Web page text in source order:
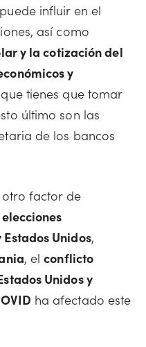
influir en el
así como
y la cotización del
y
tienes que tomar
último son las
de los bancos
factor de
elecciones
Unidos,
, elconflicto
Unidos y
ha afectado este